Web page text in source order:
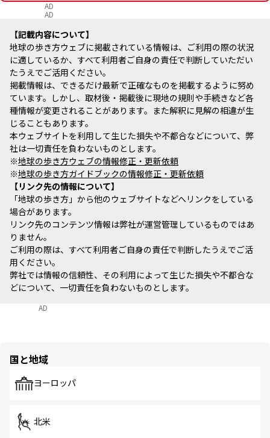
AD
AD
記載内容について
地球の歩き方ウェブに掲載されている情報は、ご利用の際の状況
に適しているか、すべて利用者ご自身の責任で判断していただい
たうえでご活用ください。
掲載情報は、できるだけ最新で正確なものを掲載するように努め
ています。しかし、取材後・掲載後に現地の規則や手続きなど各
種情報が変更されることがあります。また解釈に見解の相違が生
じることもあります。
本ウェブサイトを利用して生じた損失や不都合などについて、弊
社は一切責任を負わないものとします。
※地球の歩き方ウェブの情報修正・更新依頼
※地球の歩き方ガイドブックの情報修正・更新依頼
リンク先の情報について
「地球の歩き方」から他のウェブサイトなどへリンクをしている
場合があります。
リンク先のコンテンツ情報は弊社が運営管理しているものではあ
りません。
ご利用の際は、すべて利用者ご自身の責任で判断したうえでご活
用ください。
弊社では情報の信頼性、その利用によって生じた損失や不都合な
どについて、一切責任を負わないものとします。
AD
国と地域
ヨーロッパ
北米